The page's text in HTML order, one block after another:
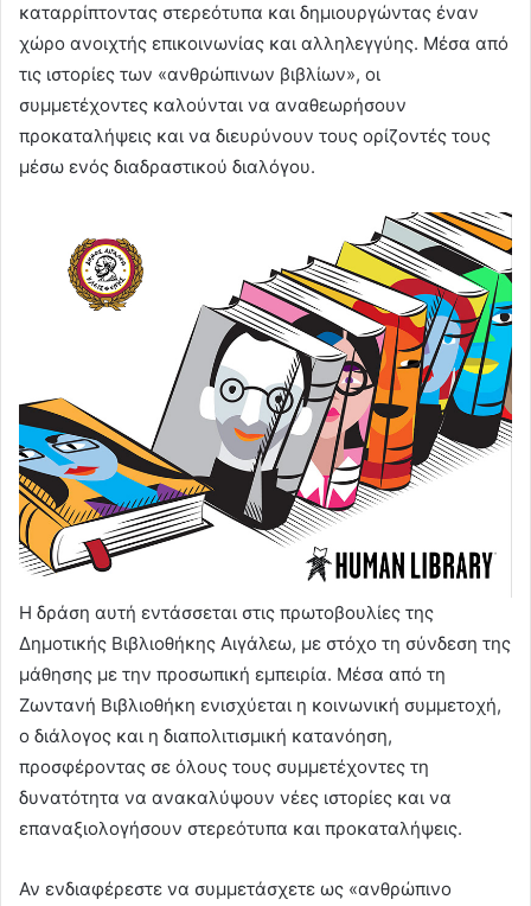
καταρρίπτοντας στερεότυπα και δημιουργώντας έναν
χώρο ανοιχτής επικοινωνίας και αλληλεγγύης. Μέσα από
τις ιστορίες των «ανθρώπινων βιβλίων», οι
συμμετέχοντες καλούνται να αναθεωρήσουν
προκαταλήψεις και να διευρύνουν τους ορίζοντές τους
μέσω ενός διαδραστικού διαλόγου.
Η δράση αυτή εντάσσεται στις πρωτοβουλίες της
Δημοτικής Βιβλιοθήκης Αιγάλεω, με στόχο τη σύνδεση της
μάθησης με την προσωπική εμπειρία. Μέσα από τη
Ζωντανή Βιβλιοθήκη ενισχύεται η κοινωνική συμμετοχή,
ο διάλογος και η διαπολιτισμική κατανόηση,
προσφέροντας σε όλους τους συμμετέχοντες τη
δυνατότητα να ανακαλύψουν νέες ιστορίες και να
επαναξιολογήσουν στερεότυπα και προκαταλήψεις.
Αν ενδιαφέρεστε να συμμετάσχετε ως «ανθρώπινο